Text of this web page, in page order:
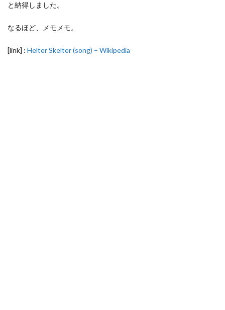
と納得しました。
なるほど、メモメモ。
[link] : Helter Skelter (song) – Wikipedia